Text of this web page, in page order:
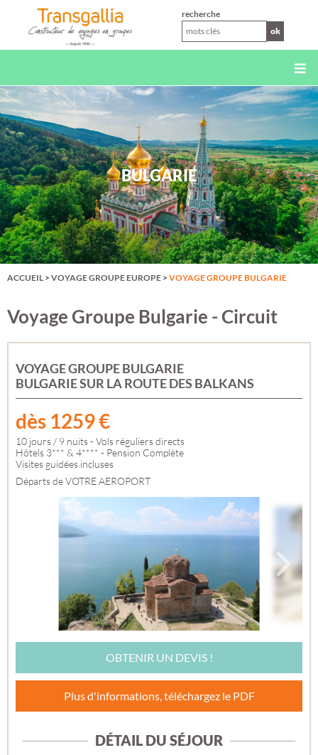
recherche
ok
BULGARIE
ACCUEIL > VOYAGE GROUPE EUROPE > VOYAGE GROUPE BULGARIE
Voyage Groupe Bulgarie - Circuit
VOYAGE GROUPE BULGARIE
BULGARIE SUR LA ROUTE DES BALKANS
dès 1259€
10 jours / 9 nuits - Vols réguliers directs
Hôtels 3*** & 4**** - Pension Complète
Visites guidées incluses
Départs de VOTRE AEROPORT
OBTENIR UN DEVIS !
Plus d'informations, téléchargez le PDF
DÉTAIL DU SÉJOUR